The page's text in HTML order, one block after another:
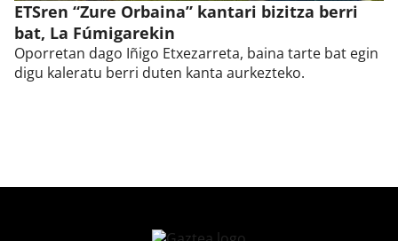
ETSren “Zure Orbaina” kantari bizitza berri
bat, La Fúmigarekin
Oporretan dago Iñigo Etxezarreta, baina tarte bat egin
digu kaleratu berri duten kanta aurkezteko.